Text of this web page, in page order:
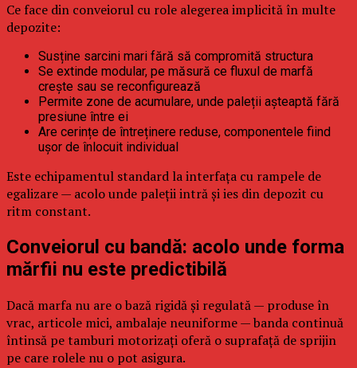
Ce face din conveiorul cu role alegerea implicită în multe
depozite:
Susține sarcini mari fără să compromită structura
Se extinde modular, pe măsură ce fluxul de marfă
crește sau se reconfigurează
Permite zone de acumulare, unde paleții așteaptă fără
presiune între ei
Are cerințe de întreținere reduse, componentele fiind
ușor de înlocuit individual
Este echipamentul standard la interfața cu rampele de
egalizare — acolo unde paleții intră și ies din depozit cu
ritm constant.
Conveiorul cu bandă: acolo unde forma
mărfii nu este predictibilă
Dacă marfa nu are o bază rigidă și regulată — produse în
vrac, articole mici, ambalaje neuniforme — banda continuă
întinsă pe tamburi motorizați oferă o suprafață de sprijin
pe care rolele nu o pot asigura.